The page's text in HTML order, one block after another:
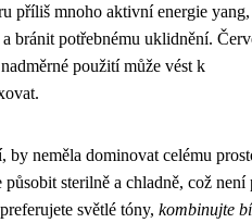
příliš mnoho aktivní energie
bránit potřebnému uklidnění.
použití může vést k
by neměla dominovat celému
sterilně a chladně, což není
světlé tóny, kombinujte